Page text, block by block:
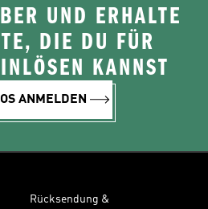
UND ERHALTE
DIE DU FÜR
KANNST
ANMELDEN
Rücksendung &